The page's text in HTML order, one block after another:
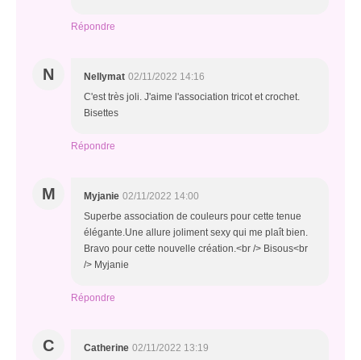
Répondre
N Nellymat 02/11/2022 14:16
C'est très joli. J'aime l'association tricot et crochet.
Bisettes
Répondre
M Myjanie 02/11/2022 14:00
Superbe association de couleurs pour cette tenue
élégante.Une allure joliment sexy qui me plaît bien.
Bravo pour cette nouvelle création.<br /> Bisous<br
/> Myjanie
Répondre
C Catherine 02/11/2022 13:19